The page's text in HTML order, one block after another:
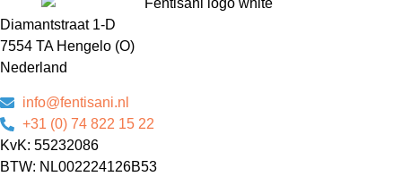
Diamantstraat 1-D
7554 TA Hengelo (O)
Nederland
info@fentisani.nl
+31 (0) 74 822 15 22
KvK: 55232086
BTW: NL002224126B53